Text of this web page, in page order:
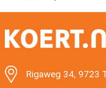
Minimale
Rigaweg 34, 9723